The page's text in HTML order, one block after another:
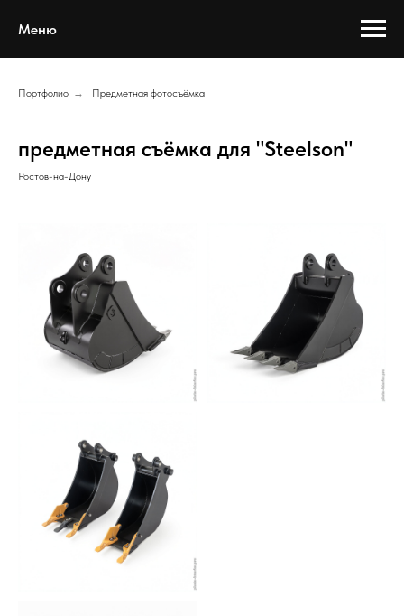
Меню
Портфолио → Предметная фотосъёмка
предметная съёмка для "Steelson"
Ростов-на-Дону